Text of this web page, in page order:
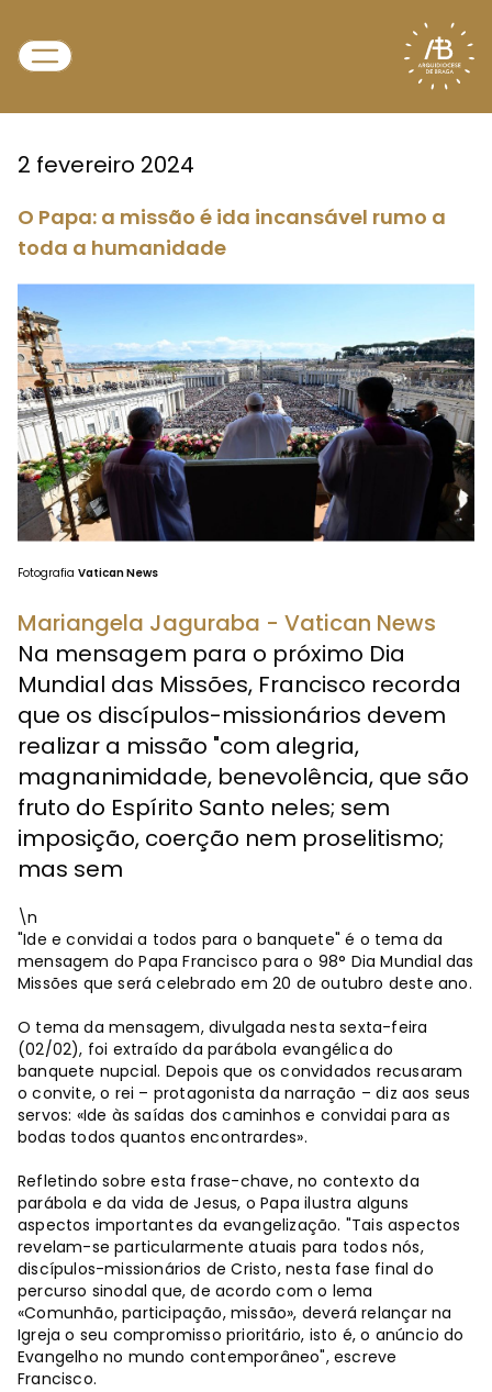
2 fevereiro 2024
O Papa: a missão é ida incansável rumo a
toda a humanidade
Fotografia Vatican News
Mariangela Jaguraba - Vatican News
Na mensagem para o próximo Dia
Mundial das Missões, Francisco recorda
que os discípulos-missionários devem
realizar a missão "com alegria,
magnanimidade, benevolência, que são
fruto do Espírito Santo neles; sem
imposição, coerção nem proselitismo;
mas sem
\n
"Ide e convidai a todos para o banquete" é o tema da
mensagem do Papa Francisco para o 98° Dia Mundial das
Missões que será celebrado em 20 de outubro deste ano.
O tema da mensagem, divulgada nesta sexta-feira
(02/02), foi extraído da parábola evangélica do
banquete nupcial. Depois que os convidados recusaram
o convite, o rei – protagonista da narração – diz aos seus
servos: «Ide às saídas dos caminhos e convidai para as
bodas todos quantos encontrardes».
Refletindo sobre esta frase-chave, no contexto da
parábola e da vida de Jesus, o Papa ilustra alguns
aspectos importantes da evangelização. "Tais aspectos
revelam-se particularmente atuais para todos nós,
discípulos-missionários de Cristo, nesta fase final do
percurso sinodal que, de acordo com o lema
«Comunhão, participação, missão», deverá relançar na
Igreja o seu compromisso prioritário, isto é, o anúncio do
Evangelho no mundo contemporâneo", escreve
Francisco.